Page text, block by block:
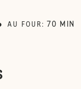
AU FOUR : 70 MIN